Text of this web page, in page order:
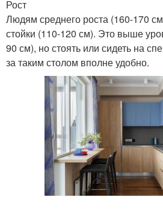
Рост
Людям среднего роста (160-170
стойки (110-120 см). Это выше
90 см), но стоять или сидеть на
за таким столом вполне удобно.